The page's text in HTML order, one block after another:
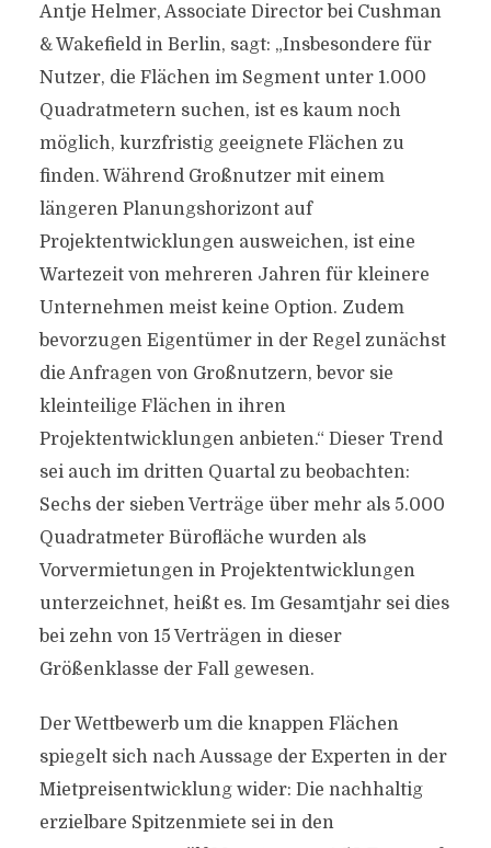
Antje Helmer, Associate Director bei Cushman
& Wakefield in Berlin, sagt: „Insbesondere für
Nutzer, die Flächen im Segment unter 1.000
Quadratmetern suchen, ist es kaum noch
möglich, kurzfristig geeignete Flächen zu
finden. Während Großnutzer mit einem
längeren Planungshorizont auf
Projektentwicklungen ausweichen, ist eine
Wartezeit von mehreren Jahren für kleinere
Unternehmen meist keine Option. Zudem
bevorzugen Eigentümer in der Regel zunächst
die Anfragen von Großnutzern, bevor sie
kleinteilige Flächen in ihren
Projektentwicklungen anbieten.“ Dieser Trend
sei auch im dritten Quartal zu beobachten:
Sechs der sieben Verträge über mehr als 5.000
Quadratmeter Bürofläche wurden als
Vorvermietungen in Projektentwicklungen
unterzeichnet, heißt es. Im Gesamtjahr sei dies
bei zehn von 15 Verträgen in dieser
Größenklasse der Fall gewesen.
Der Wettbewerb um die knappen Flächen
spiegelt sich nach Aussage der Experten in der
Mietpreisentwicklung wider: Die nachhaltig
erzielbare Spitzenmiete sei in den